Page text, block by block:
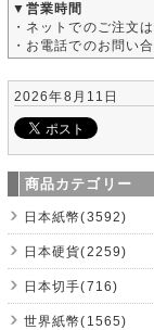
▼営業時間
・ネットでのご注文
・お電話でのお問い
2026年8月11日
商品カテゴリー
日本紙幣(3592)
日本硬貨(2259)
日本切手(716)
世界紙幣(1565)